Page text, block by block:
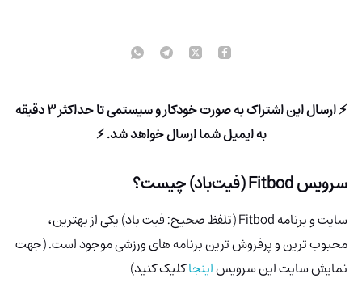
⚡ ارسال این اشتراک به صورت خودکار و سیستمی تا حداکثر 3 دقیقه
به ایمیل شما ارسال خواهد شد. ⚡
سرویس Fitbod (فیت‌باد) چیست؟
سایت و برنامه Fitbod
(تلفظ صحیح: فیت باد) یکی از بهترین،
محبوب ترین و پرفروش ترین برنامه های ورزشی موجود است. (جهت
نمایش سایت این سرویساینجاکلیک کنید)